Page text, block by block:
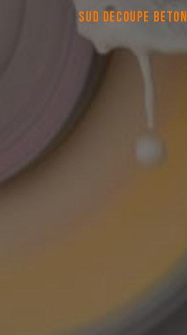
SUD DECOUPE BETON